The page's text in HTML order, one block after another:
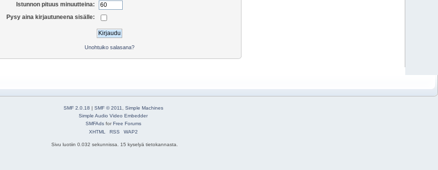
Istunnon pituus minuutteina:
Pysy aina kirjautuneena sisälle:
Unohtuiko salasana?
SMF 2.0.18 SMF © 2011, Simple Machines
Simple Audio Video Embedder
SMFAdsfor Free Forums
XHTML
RSS WAP2
Sivu luotiin 0.032 sekunnissa. 15 kyselyä tietokannasta.